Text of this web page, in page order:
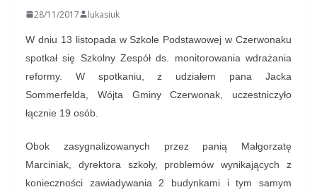
28/11/2017 lukasiuk
W dniu 13 listopada w Szkole Podstawowej w Czerwonaku
spotkał się Szkolny Zespół ds. monitorowania wdrażania
reformy. W spotkaniu, z udziałem pana Jacka
Sommerfelda, Wójta Gminy Czerwonak, uczestniczyło
łącznie 19 osób.
Obok zasygnalizowanych przez panią Małgorzatę
Marciniak, dyrektora szkoły, problemów wynikających z
konieczności zawiadywania 2 budynkami i tym samym